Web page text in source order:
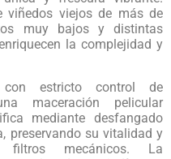
viñedos viejos de más de
muy bajos y distintas
la complejidad y
estricto control de
maceración pelicular
mediante desfangado
preservando su vitalidad y
filtros mecánicos. La